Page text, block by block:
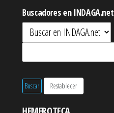
Buscadores en INDAGA.net